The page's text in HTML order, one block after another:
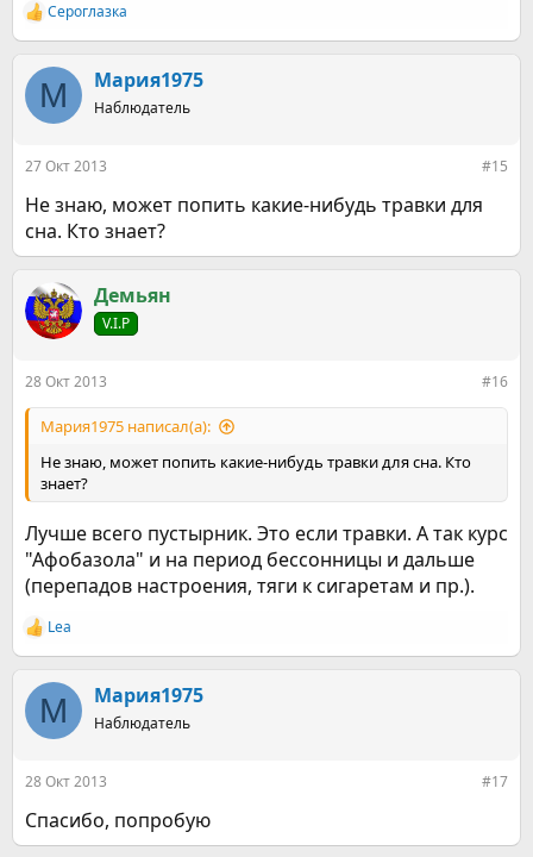
Р
е
к
ц
и
Сероглазка
М Мария1975
Наблюдатель
27 Окт 2013 #15
Не знаю, может попить какие-нибудь травки для
сна. Кто знает?
Демьян
V.I.P
28 Окт 2013 #16
Мария1975 написал(а):
Не знаю, может попить какие-нибудь травки для сна. Кто
знает?
Лучше всего пустырник. Это если травки. А так курс
"Афобазола" и на период бессонницы и дальше
(перепадов настроения, тяги к сигаретам и пр.).
Р
е
к
ц
и
Lea
М Мария1975
Наблюдатель
28 Окт 2013 #17
Спасибо, попробую